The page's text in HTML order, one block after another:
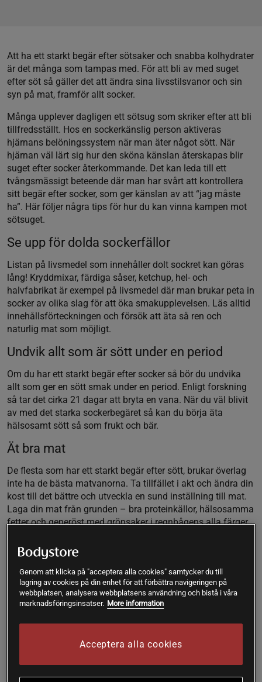
Att ha ett starkt begär efter sötsaker och snabba kolhydrater
är det många som tampas med. För att bli av med suget
efter söt så gäller det att ändra sina livsstilsvanor och sin
syn på mat, framför allt socker.
Många upplever dagligen ett sötsug som skriker efter att bli
tillfredsställt. Hos en sockerkänslig person aktiveras
hjärnans belöningssystem när man äter något sött. När
hjärnan väl lärt sig hur den sköna känslan återskapas blir
suget efter socker återkommande. Det kan leda till ett
tvångsmässigt beteende där man har svårt att kontrollera
sitt begär efter socker, som ger känslan av att “jag måste
ha”. Här följer några tips för hur du kan vinna kampen mot
sötsuget.
Se upp för dolda sockerfällor
Listan på livsmedel som innehåller dolt sockret kan göras
lång! Kryddmixar, färdiga såser, ketchup, hel- och
halvfabrikat är exempel på livsmedel där man brukar peta in
socker av olika slag för att öka smakupplevelsen. Läs alltid
innehållsförteckningen och försök att äta så ren och
naturlig mat som möjligt.
Undvik allt som är sött under en period
Om du har ett starkt begär efter socker så bör du undvika
allt som ger en sött smak under en period. Enligt forskning
så tar det cirka 21 dagar att bryta en vana. När du väl blivit
av med det starka sockerbegäret så kan du börja äta
hälsosamt sött så som frukt och bär.
Ät bra mat
De flesta som har ett starkt begär efter sött, brukar överlag
inte ha de bästa matvanorna. Ta tillfället i akt och ändra din
kost till det bättre och utveckla en sund inställning till mat.
Laga din mat från grunden – bra proteinkällor, hälsosamma
fetter och generöst med grönsaker i regnbågens alla färger.
suget efter socker. Byt istället till långsamma fiberrika
kolhydrater som håller blodsockret stabilare.
Se även till attdricka tillräckligt med vattenmellan
måltiderna. När vi har ett dåligt vätskeintag kan det påverka
blodsockret och trigga igång hunger och sötsug.
(Glukos Tolerans Faktor). Mineralet bidrar till normal
omsättning makronäringsämnen och normala
Genom att klicka på "acceptera alla cookies" samtycker du till
lagring av cookies på din enhet för att förbättra navigeringen på
webbplatsen, analysera webbplatsens användning och bistå i våra
marknadsföringsinsatser. More information
Acceptera alla cookies